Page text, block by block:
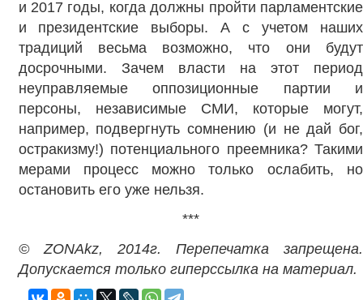
и 2017 годы, когда должны пройти парламентские
и президентские выборы. А с учетом наших
традиций весьма возможно, что они будут
досрочными. Зачем власти на этот период
неуправляемые оппозиционные партии и
персоны, независимые СМИ, которые могут,
например, подвергнуть сомнению (и не дай бог,
остракизму!) потенциального преемника? Такими
мерами процесс можно только ослабить, но
остановить его уже нельзя.
***
© ZONAkz, 2014г. Перепечатка запрещена.
Допускается только гиперссылка на материал.